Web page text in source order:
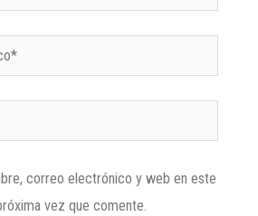
correo electrónico y web en este
vez que comente.